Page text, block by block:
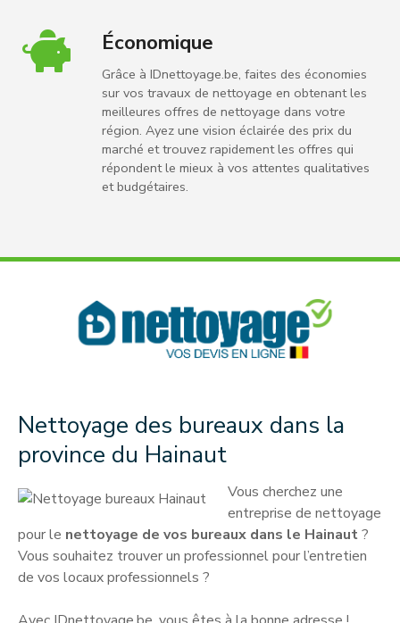
Économique
Grâce à IDnettoyage.be, faites des économies
sur vos travaux de nettoyage en obtenant les
meilleures offres de nettoyage dans votre
région. Ayez une vision éclairée des prix du
marché et trouvez rapidement les offres qui
répondent le mieux à vos attentes qualitatives
et budgétaires.
Nettoyage des bureaux dans la
province du Hainaut
Vous cherchez une
entreprise de nettoyage
pour le nettoyage de vos bureaux dans le Hainaut?
Vous souhaitez trouver un professionnel pour l’entretien
de vos locaux professionnels ?